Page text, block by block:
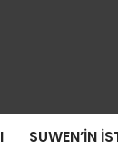
SUWEN’IN